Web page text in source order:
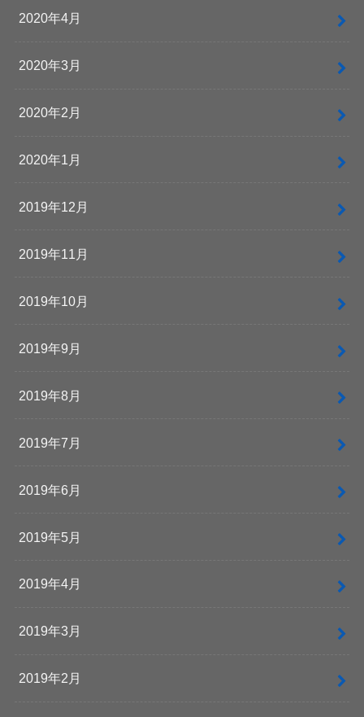
2020年4月
2020年3月
2020年2月
2020年1月
2019年12月
2019年11月
2019年10月
2019年9月
2019年8月
2019年7月
2019年6月
2019年5月
2019年4月
2019年3月
2019年2月